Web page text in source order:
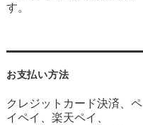
す。
お支払い方法
クレジットカード決済、ペ
イペイ、楽天ペイ、